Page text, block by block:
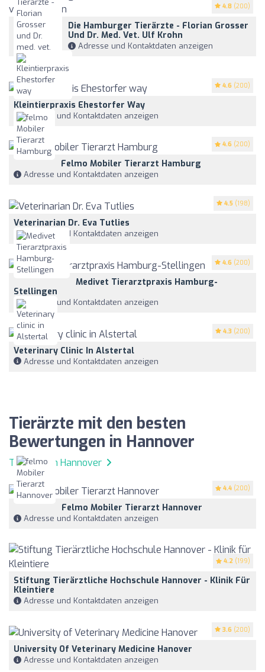
4.8 (200)
Die Hamburger Tierärzte - Florian Grosser
Und Dr. Med. Vet. Ulf Krohn
Adresse und Kontaktdaten anzeigen
4.6 (200)
Kleintierpraxis Ehestorfer Way
Adresse und Kontaktdaten anzeigen
4.6 (200)
Felmo Mobiler Tierarzt Hamburg
Adresse und Kontaktdaten anzeigen
4.5 (198)
Veterinarian Dr. Eva Tutlies
Adresse und Kontaktdaten anzeigen
4.6 (200)
Medivet Tierarztpraxis Hamburg-
Stellingen
Adresse und Kontaktdaten anzeigen
4.3 (200)
Veterinary Clinic In Alstertal
Adresse und Kontaktdaten anzeigen
Tierärzte mit den besten
Bewertungen in Hannover
Tierärzte in Hannover
4.4 (200)
Felmo Mobiler Tierarzt Hannover
Adresse und Kontaktdaten anzeigen
4.2 (199)
Stiftung Tierärztliche Hochschule Hannover - Klinik Für
Kleintiere
Adresse und Kontaktdaten anzeigen
3.6 (200)
University Of Veterinary Medicine Hanover
Adresse und Kontaktdaten anzeigen